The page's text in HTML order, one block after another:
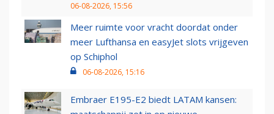
06-08-2026, 15:56
Meer ruimte voor vracht doordat onder
meer Lufthansa en easyJet slots vrijgeven
op Schiphol
06-08-2026, 15:16
Embraer E195-E2 biedt LATAM kansen: